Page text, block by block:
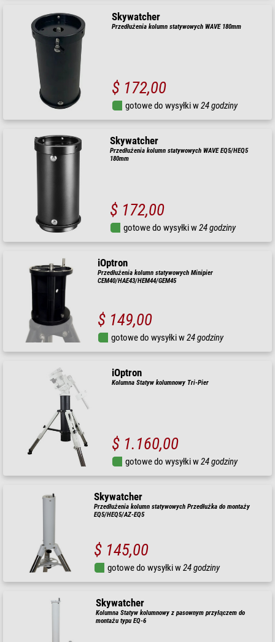
Skywatcher
Przedłużenia kolumn statywowych WAVE 180mm
$ 172,00
gotowe do wysyłki w24 godziny
Skywatcher
Przedłużenia kolumn statywowych WAVE EQ5/HEQ5
180mm
$ 172,00
gotowe do wysyłki w24 godziny
iOptron
Przedłużenia kolumn statywowych Minipier
CEM40/HAE43/HEM44/GEM45
$ 149,00
gotowe do wysyłki w24 godziny
iOptron
Kolumna Statyw kolumnowy Tri-Pier
$ 1.160,00
gotowe do wysyłki w24 godziny
Skywatcher
Przedłużenia kolumn statywowych Przedłużka do montaży
EQ5/HEQ5/AZ-EQ5
$ 145,00
gotowe do wysyłki w24 godziny
Skywatcher
Kolumna Statyw kolumnowy z pasownym przyłączem do
montażu typu EQ-6